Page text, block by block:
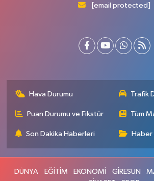
[email protected]
Hava Durumu Trafik
Puan Durumu ve Fikstür Tüm
Son Dakika Haberleri Haber
DÜNYA EĞİTİM EKONOMİ GİRESUN